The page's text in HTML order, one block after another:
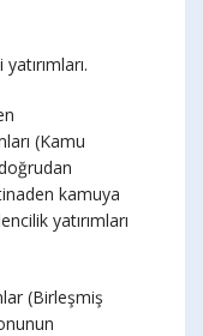
(Kamu
kamuya
yatırımları
(Birleşmiş